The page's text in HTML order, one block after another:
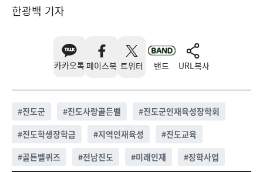
한광백 기자
카카오톡 페이스북 트위터 밴드 URL복사
#진도군 #진도사랑골든벨 #진도군인재육성장학회
#진도학생장학금 #지역인재육성 #진도교육
#골든벨퀴즈 #전남진도 #미래인재 #장학사업